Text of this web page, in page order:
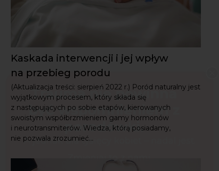
Kaskada interwencji i jej wpływ
na przebieg porodu
(Aktualizacja treści: sierpień 2022 r.) Poród naturalny jest
wyjątkowym procesem, który składa się z następujących
po sobie etapów, kierowanych swoistym
współbrzmieniem gamy hormonów i neurotransmiterów.
Wiedza, którą posiadamy, nie pozwala zrozumieć...